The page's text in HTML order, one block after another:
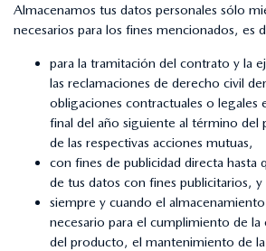
Almacenamos tus datos personales sólo
necesarios para los fines mencionados, es
para la tramitación del contrato y la
las reclamaciones de derecho civil
obligaciones contractuales o legales
final del año siguiente al término del
de las respectivas acciones mutuas,
con fines de publicidad directa hasta
de tus datos con fines publicitarios, y
siempre y cuando el
necesario para el cumplimiento de
del producto, el mantenimiento de